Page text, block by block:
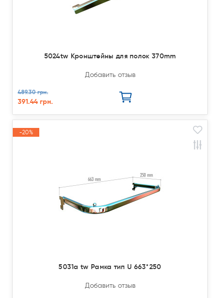
5024tw Кронштейны для полок 370mm
Добавить отзыв
489.30 грн.
391.44 грн.
-20%
5031a tw Рамка тип U 663*250
Добавить отзыв